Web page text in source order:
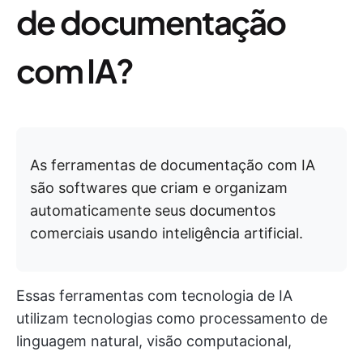
de documentação
com IA?
As ferramentas de documentação com IA
são softwares que criam e organizam
automaticamente seus documentos
comerciais usando inteligência artificial.
Essas ferramentas com tecnologia de IA
utilizam tecnologias como processamento de
linguagem natural, visão computacional,